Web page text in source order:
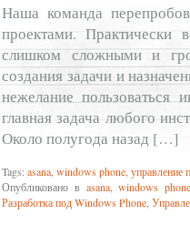
Наша команда
проектами. Практически
слишком сложными и
создания задачи и
нежелание пользоваться
главная задача любого
Около полугода назад […]
Tags: asana windows phone управление
Опубликовано в asana,windows phone
Разработка под Windows Phone